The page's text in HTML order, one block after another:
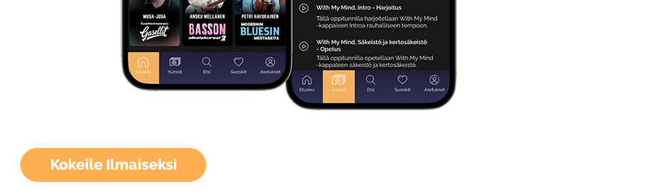
Kokeile Ilmaiseksi